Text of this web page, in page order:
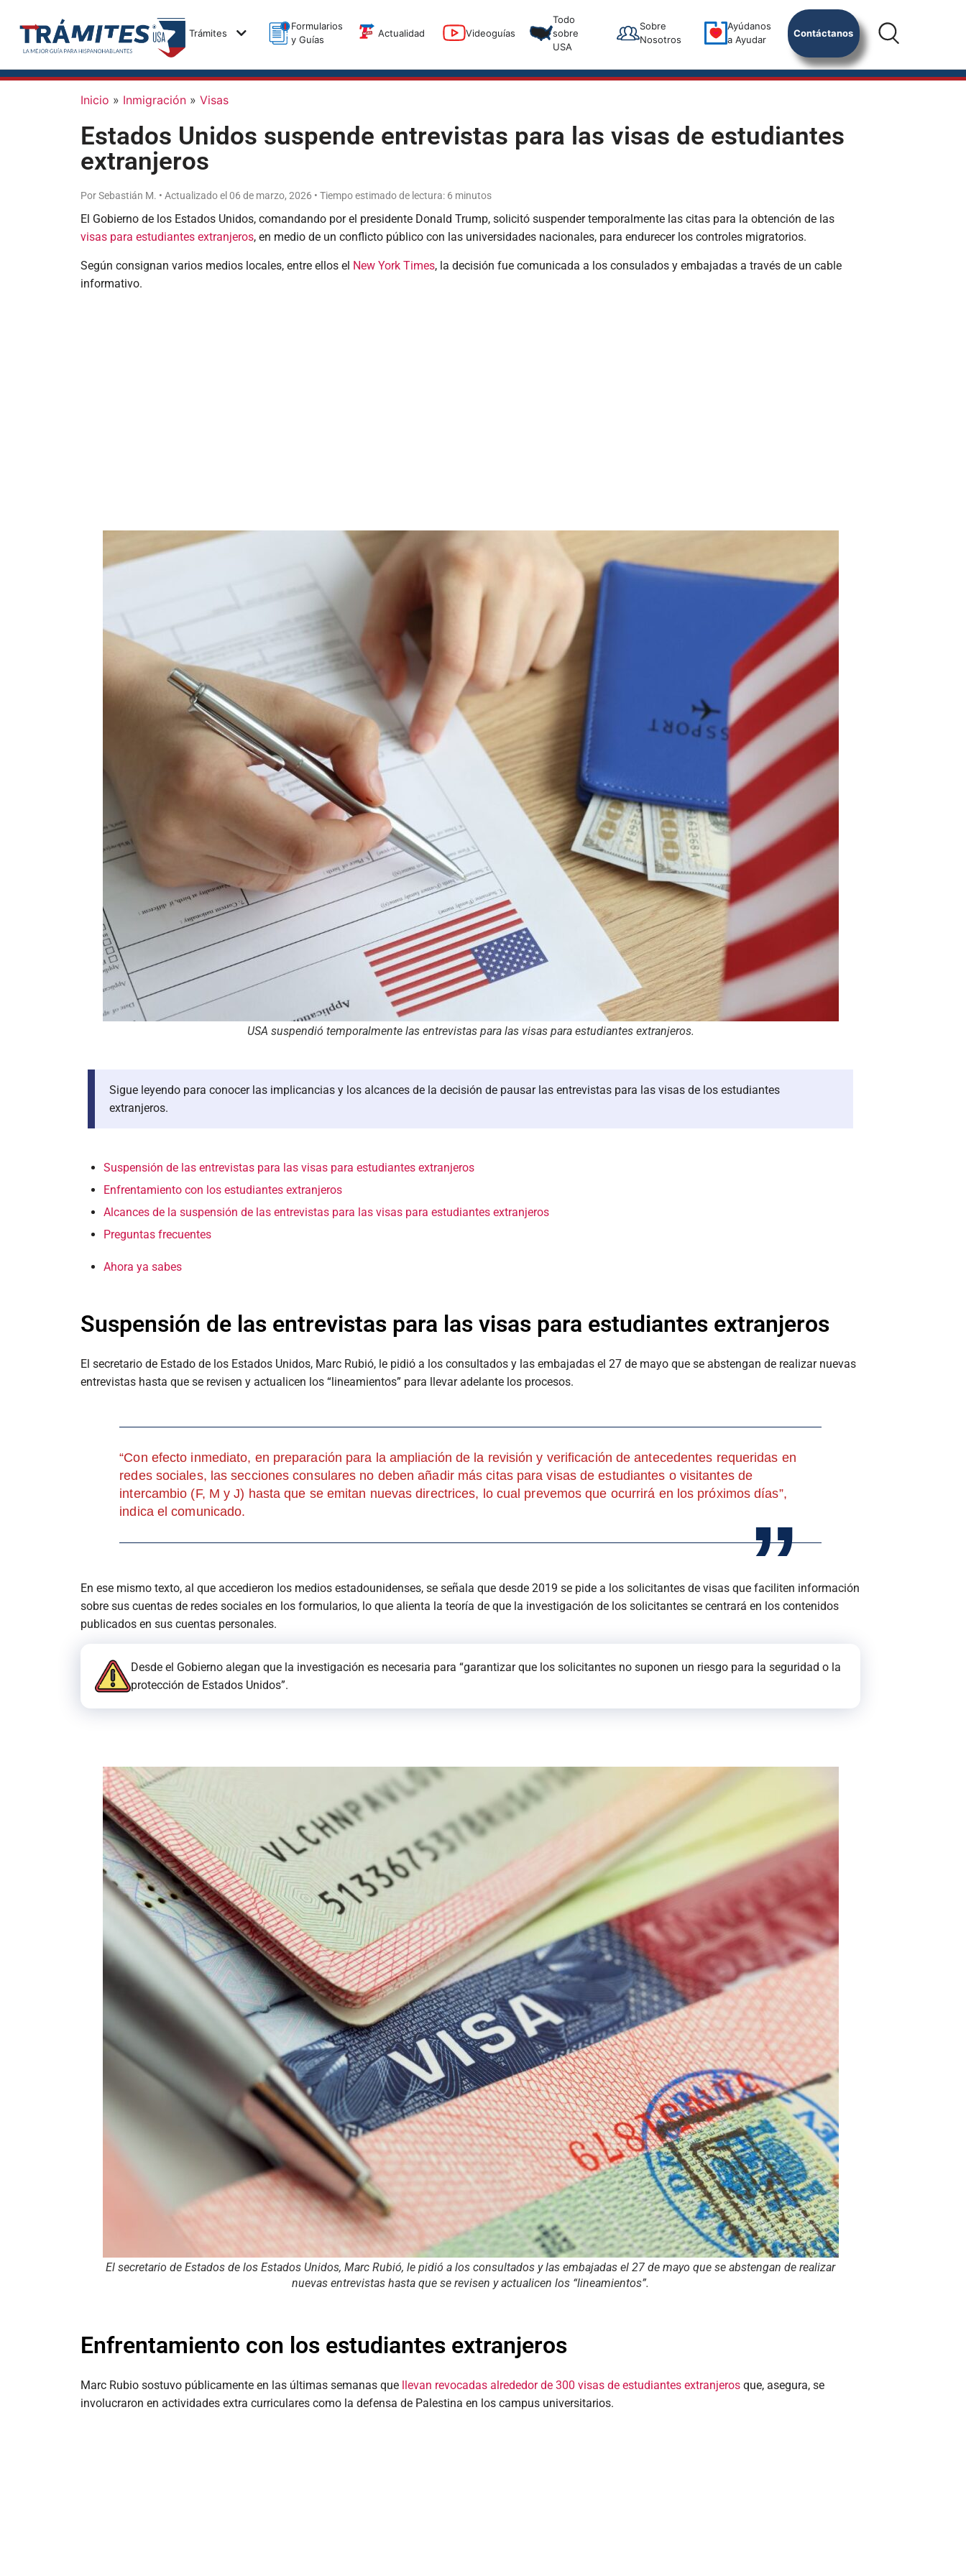
Trámites
Formularios
y Guías
T
T Actualidad Videoguías
Todo
sobre
USA
Sobre
Nosotros
Ayúdanos
a Ayudar
Contáctanos
Inicio » Inmigración » Visas
Estados Unidos suspende entrevistas para las visas de estudiantes
extranjeros
Por Sebastián M. • Actualizado el 06 de marzo, 2026 • Tiempo estimado de lectura: 6 minutos
El Gobierno de los Estados Unidos, comandando por el presidente Donald Trump, solicitó suspender temporalmente las citas para la obtención de las
visas para estudiantes extranjeros, en medio de un conflicto público con las universidades nacionales, para endurecer los controles migratorios.
Según consignan varios medios locales, entre ellos el New York Times, la decisión fue comunicada a los consulados y embajadas a través de un cable
informativo.
USA suspendió temporalmente las entrevistas para las visas para estudiantes extranjeros.
Sigue leyendo para conocer las implicancias y los alcances de la decisión de pausar las entrevistas para las visas de los estudiantes
extranjeros.
Suspensión de las entrevistas para las visas para estudiantes extranjeros
Enfrentamiento con los estudiantes extranjeros
Alcances de la suspensión de las entrevistas para las visas para estudiantes extranjeros
Preguntas frecuentes
Ahora ya sabes
Suspensión de las entrevistas para las visas para estudiantes extranjeros
El secretario de Estado de los Estados Unidos, Marc Rubió, le pidió a los consultados y las embajadas el 27 de mayo que se abstengan de realizar nuevas
entrevistas hasta que se revisen y actualicen los “lineamientos” para llevar adelante los procesos.
“Con efecto inmediato, en preparación para la ampliación de la revisión y verificación de antecedentes requeridas en
redes sociales, las secciones consulares no deben añadir más citas para visas de estudiantes o visitantes de
intercambio (F, M y J) hasta que se emitan nuevas directrices, lo cual prevemos que ocurrirá en los próximos días”,
indica el comunicado.
En ese mismo texto, al que accedieron los medios estadounidenses, se señala que desde 2019 se pide a los solicitantes de visas que faciliten información
sobre sus cuentas de redes sociales en los formularios, lo que alienta la teoría de que la investigación de los solicitantes se centrará en los contenidos
publicados en sus cuentas personales.
Desde el Gobierno alegan que la investigación es necesaria para “garantizar que los solicitantes no suponen un riesgo para la seguridad o la
protección de Estados Unidos”.
El secretario de Estados de los Estados Unidos, Marc Rubió, le pidió a los consultados y las embajadas el 27 de mayo que se abstengan de realizar
nuevas entrevistas hasta que se revisen y actualicen los “lineamientos”.
Enfrentamiento con los estudiantes extranjeros
Marc Rubio sostuvo públicamente en las últimas semanas que llevan revocadas alrededor de 300 visas de estudiantes extranjeros que, asegura, se
involucraron en actividades extra curriculares como la defensa de Palestina en los campus universitarios.